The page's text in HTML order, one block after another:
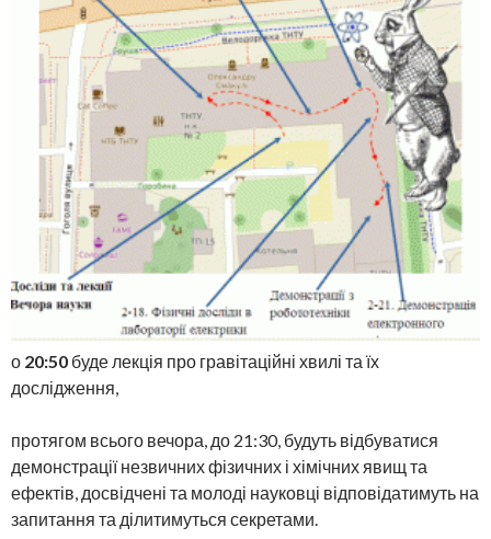
о 20:50 буде лекція про гравітаційні хвилі та їх
дослідження,
протягом всього вечора, до 21:30, будуть відбуватися
демонстрації незвичних фізичних і хімічних явищ та
ефектів, досвідчені та молоді науковці відповідатимуть на
запитання та ділитимуться секретами.